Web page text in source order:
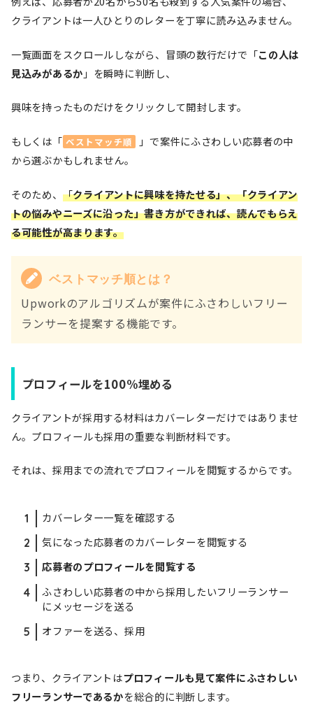
クライアントは一人ひとりのレターを丁寧に読み込みません。
一覧画面をスクロールしながら、冒頭の数行だけで「この人は
見込みがあるか 」を瞬時に判断し、
興味を持ったものだけをクリックして開封します。
もしくは「 ベストマッチ順
」で案件にふさわしい応募者の中
から選ぶかもしれません。
そのため、 「クライアントに興味を持たせる」、「クライアン
トの悩みやニーズに沿った」書き方ができれば、読んでもらえ
る可能性が高まります。
ベストマッチ順とは？
Upworkのアルゴリズムが案件にふさわしいフリー
ランサーを提案する機能です。
プロフィールを100%埋める
クライアントが採用する材料はカバーレターだけではありませ
ん。プロフィールも採用の重要な判断材料です。
それは、採用までの流れでプロフィールを閲覧するからです。
カバーレター一覧を確認する
気になった応募者のカバーレターを閲覧する
応募者のプロフィールを閲覧する
ふさわしい応募者の中から採用したいフリーランサー
にメッセージを送る
オファーを送る、採用
つまり、クライアントはプロフィールも見て案件にふさわしい
フリーランサーであるかを総合的に判断します。